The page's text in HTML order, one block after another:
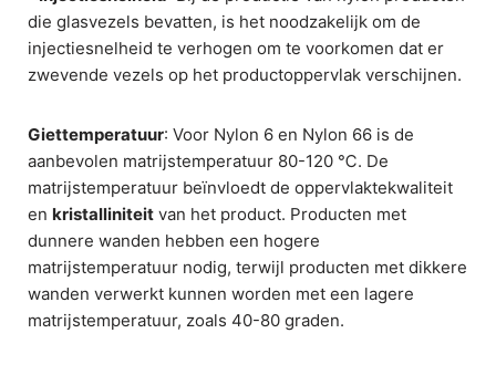
die glasvezels bevatten, is het noodzakelijk om de
injectiesnelheid te verhogen om te voorkomen dat er
zwevende vezels op het productoppervlak verschijnen.
Giettemperatuur: Voor Nylon 6 en Nylon 66 is de
aanbevolen matrijstemperatuur 80-120 ℃. De
matrijstemperatuur beïnvloedt de oppervlaktekwaliteit
en kristalliniteit van het product. Producten met
dunnere wanden hebben een hogere
matrijstemperatuur nodig, terwijl producten met dikkere
wanden verwerkt kunnen worden met een lagere
matrijstemperatuur, zoals 40-80 graden.